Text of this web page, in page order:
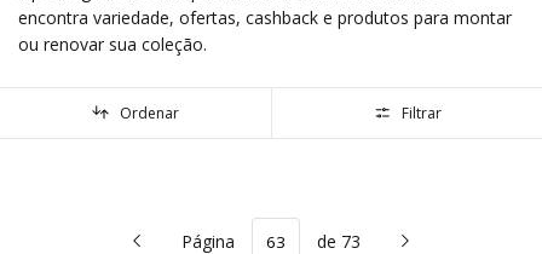
encontra variedade, ofertas, cashback e produtos para montar
ou renovar sua coleção.
Ordenar Filtrar
Página de 73